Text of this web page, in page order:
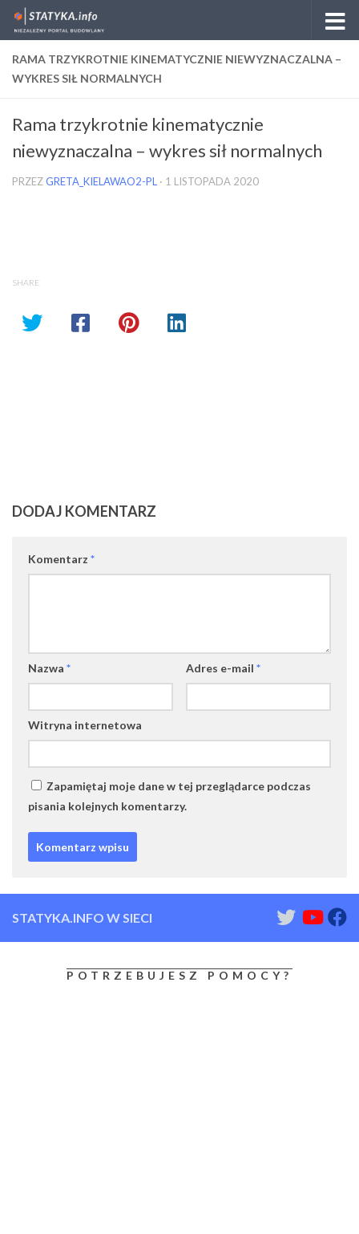
Skip to content
RAMA TRZYKROTNIE KINEMATYCZNIE NIEWYZNACZALNA –
WYKRES SIŁ NORMALNYCH
Rama trzykrotnie kinematycznie
niewyznaczalna – wykres sił normalnych
PRZEZGRETA_KIELAWAO2-PL · 1 LISTOPADA 2020
SHARE
DODAJ KOMENTARZ
Komentarz *
Nazwa * Adres e-mail *
Witryna internetowa
Zapamiętaj moje dane w tej przeglądarce podczas
pisania kolejnych komentarzy.
STATYKA.INFO W SIECI
POTRZEBUJESZ POMOCY?